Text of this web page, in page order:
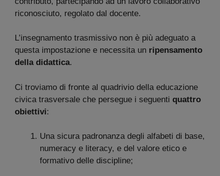
riconosciuto, regolato dal docente.
L’insegnamento trasmissivo non è più adeguato a
questa impostazione e necessita un ripensamento
della didattica.
Ci troviamo di fronte al quadrivio della educazione
civica trasversale che persegue i seguenti quattro
obiettivi:
Una sicura padronanza degli alfabeti di base,
numeracy e literacy, e del valore etico e
formativo delle discipline;